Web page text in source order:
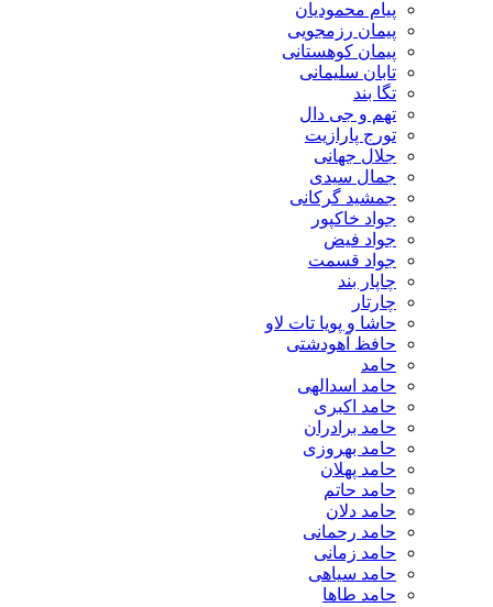
پیام محمودیان
پیمان رزمجویی
پیمان کوهستانی
تابان سلیمانی
تگا بند
تهم و جی دال
تورج پارازیت
جلال جهانی
جمال سیدی
جمشید گرکانی
جواد خاکپور
جواد فیض
جواد قسمت
چاپار بند
چارتار
حاشا و پویا تات لاو
حافظ آهودشتی
حامد
حامد اسدالهی
حامد اکبری
حامد برادران
حامد بهروزی
حامد پهلان
حامد حاتم
حامد دلان
حامد رحمانی
حامد زمانی
حامد سیاهی
حامد طاها